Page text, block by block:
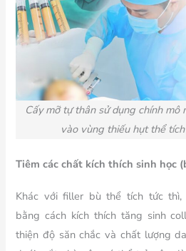
Cấy mỡ tự thân sử dụng chính mô
vào vùng thiếu hụt thể
Tiêm các chất kích thích sinh học
Khác với filler bù thể tích tức thì,
bằng cách kích thích tăng sinh
thiện độ săn chắc và chất lượng